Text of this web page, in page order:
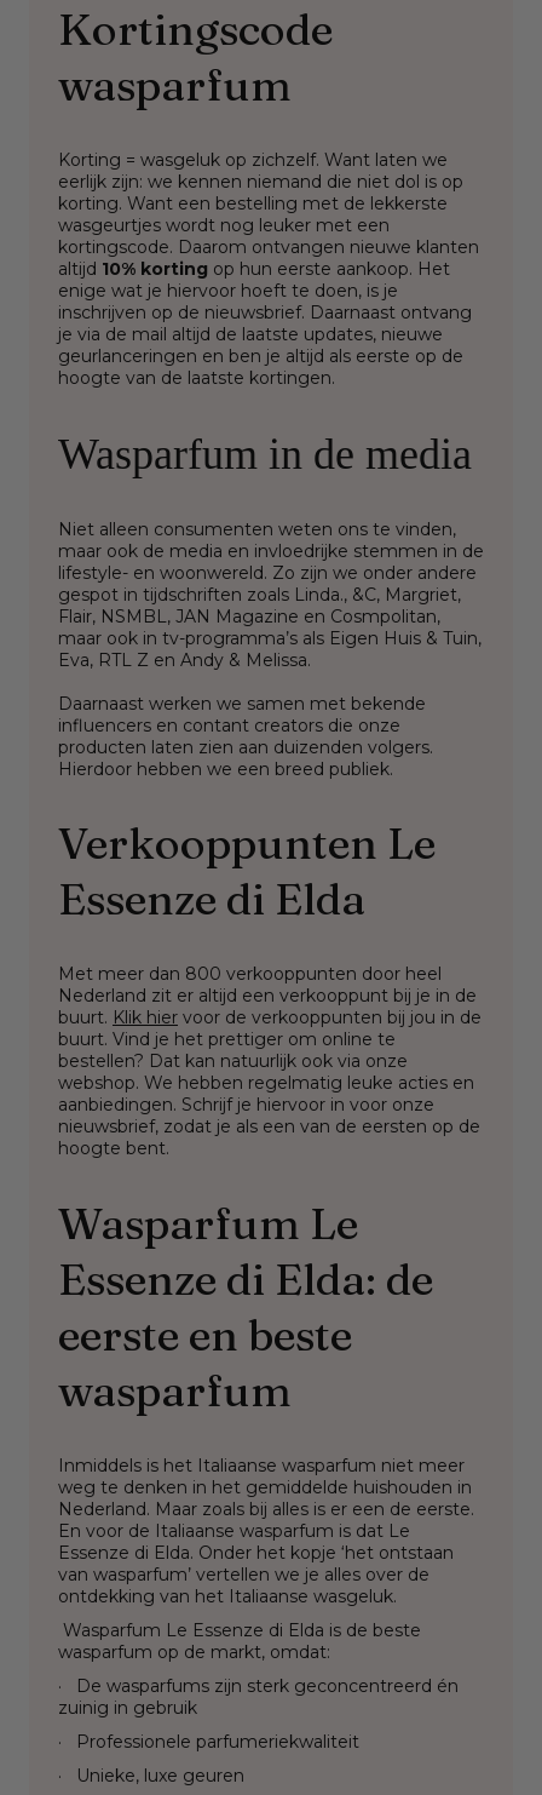
Kortingscode
wasparfum
Korting = wasgeluk op zichzelf. Want laten we
eerlijk zijn: we kennen niemand die niet dol is op
korting. Want een bestelling met de lekkerste
wasgeurtjes wordt nog leuker met een
kortingscode. Daarom ontvangen nieuwe klanten
altijd 10% korting op hun eerste aankoop. Het
enige wat je hiervoor hoeft te doen, is je
inschrijven op de nieuwsbrief. Daarnaast ontvang
je via de mail altijd de laatste updates, nieuwe
geurlanceringen en ben je altijd als eerste op de
hoogte van de laatste kortingen.
Wasparfum in de media
Niet alleen consumenten weten ons te vinden,
maar ook de media en invloedrijke stemmen in de
lifestyle- en woonwereld. Zo zijn we onder andere
gespot in tijdschriften zoals Linda., &C, Margriet,
Flair, NSMBL, JAN Magazine en Cosmpolitan,
maar ook in tv-programma’s als Eigen Huis & Tuin,
Eva, RTL Z en Andy & Melissa.
Daarnaast werken we samen met bekende
influencers en contant creators die onze
producten laten zien aan duizenden volgers.
Hierdoor hebben we een breed publiek.
Verkooppunten Le
Essenze di Elda
Met meer dan 800 verkooppunten door heel
Nederland zit er altijd een verkooppunt bij je in de
buurt. Klik hier voor de verkooppunten bij jou in de
buurt. Vind je het prettiger om online te
bestellen? Dat kan natuurlijk ook via onze
webshop. We hebben regelmatig leuke acties en
aanbiedingen. Schrijf je hiervoor in voor onze
nieuwsbrief, zodat je als een van de eersten op de
hoogte bent.
Wasparfum Le
Essenze di Elda: de
eerste en beste
wasparfum
Inmiddels is het Italiaanse wasparfum niet meer
weg te denken in het gemiddelde huishouden in
Nederland. Maar zoals bij alles is er een de eerste.
En voor de Italiaanse wasparfum is dat Le
Essenze di Elda. Onder het kopje ‘het ontstaan
van wasparfum’ vertellen we je alles over de
ontdekking van het Italiaanse wasgeluk.
Wasparfum Le Essenze di Elda is de beste
wasparfum op de markt, omdat:
·
De wasparfums zijn sterk geconcentreerd én
zuinig in gebruik
·
Professionele parfumeriekwaliteit
·
Unieke, luxe geuren